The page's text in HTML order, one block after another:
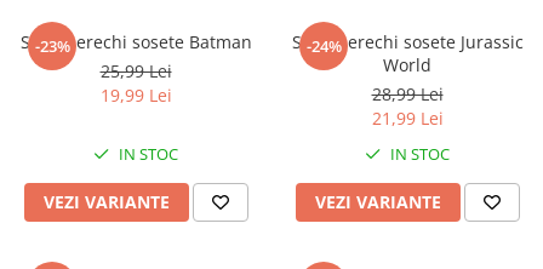
-23%
Set 3 perechi sosete Batman
25,99 Lei
19,99 Lei
IN STOC
VEZI VARIANTE
-24%
Set 3 perechi sosete Jurassic
World
28,99 Lei
21,99 Lei
IN STOC
VEZI VARIANTE